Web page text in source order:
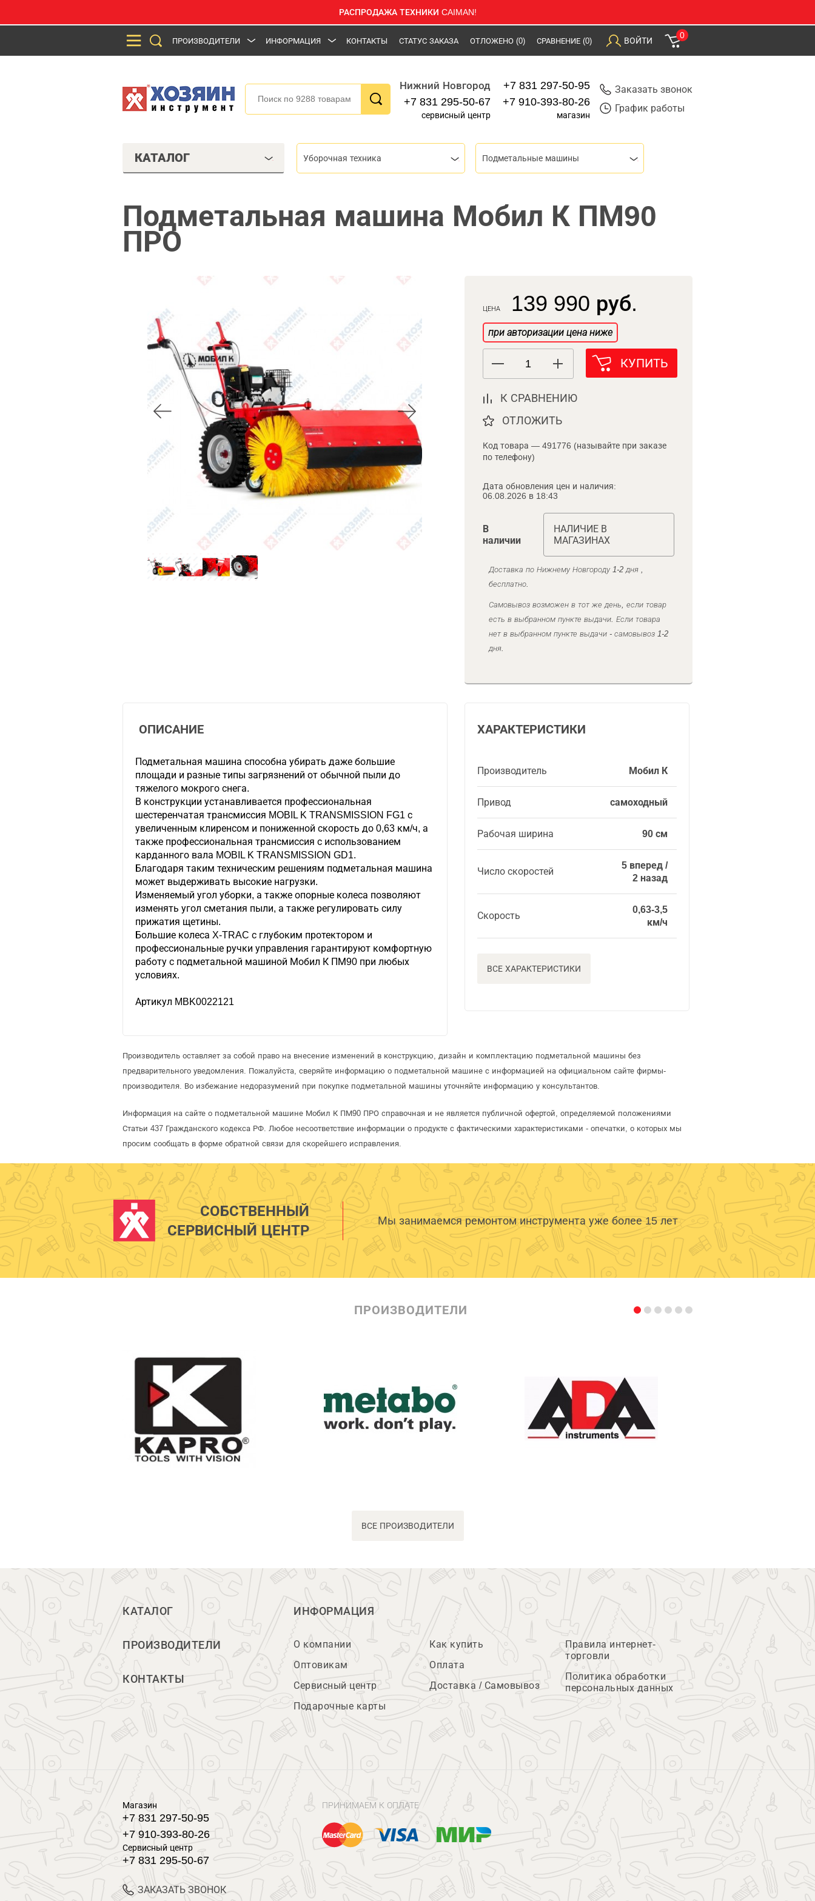
РАСПРОДАЖА ТЕХНИКИ CAIMAN!
ПРОИЗВОДИТЕЛИ ИНФОРМАЦИЯ КОНТАКТЫ СТАТУС ЗАКАЗА ОТЛОЖЕНО (0) СРАВНЕНИЕ (0) ВОЙТИ
0
Нижний Новгород
+7 831 295-50-67
сервисный центр
+7 831 297-50-95
+7 910-393-80-26
магазин
Заказать звонок
График работы
КАТАЛОГ Уборочная техника Подметальные машины
Подметальная машина Мобил К ПМ90
ПРО
ЦЕНА 139 990 руб.
при авторизации цена ниже
КУПИТЬ
К СРАВНЕНИЮ
ОТЛОЖИТЬ
Код товара — 491776 (называйте при заказе
по телефону)
Дата обновления цен и наличия:
06.08.2026 в 18:43
В
наличии
НАЛИЧИЕ В
МАГАЗИНАХ
Доставка по Нижнему Новгороду 1-2 дня ,
бесплатно.
Самовывоз возможен в тот же день, если товар
есть в выбранном пункте выдачи. Если товара
нет в выбранном пункте выдачи - самовывоз 1-2
дня.
ХАРАКТЕРИСТИКИ
Производитель Мобил К
Привод самоходный
Рабочая ширина 90 см
Число скоростей
5 вперед /
2 назад
Скорость
0,63-3,5
км/ч
ВСЕ ХАРАКТЕРИСТИКИ
ОПИСАНИЕ
Подметальная машина способна убирать даже большие
площади и разные типы загрязнений от обычной пыли до
тяжелого мокрого снега.
В конструкции устанавливается профессиональная
шестеренчатая трансмиссия MOBIL K TRANSMISSION FG1 с
увеличенным клиренсом и пониженной скорость до 0,63 км/ч, а
также профессиональная трансмиссия с использованием
карданного вала MOBIL K TRANSMISSION GD1.
Благодаря таким техническим решениям подметальная машина
может выдерживать высокие нагрузки.
Изменяемый угол уборки, а также опорные колеса позволяют
изменять угол сметания пыли, а также регулировать силу
прижатия щетины.
Большие колеса X-TRAC с глубоким протектором и
профессиональные ручки управления гарантируют комфортную
работу с подметальной машиной Мобил К ПМ90 при любых
условиях.
Артикул MBK0022121
Производитель оставляет за собой право на внесение изменений в конструкцию, дизайн и комплектацию подметальной машины без
предварительного уведомления. Пожалуйста, сверяйте информацию о подметальной машине с информацией на официальном сайте фирмы-
производителя. Во избежание недоразумений при покупке подметальной машины уточняйте информацию у консультантов.
Информация на сайте о подметальной машине Мобил К ПМ90 ПРО справочная и не является публичной офертой, определяемой положениями
Статьи 437 Гражданского кодекса РФ. Любое несоответствие информации о продукте с фактическими характеристиками - опечатки, о которых мы
просим сообщать в форме обратной связи для скорейшего исправления.
СОБСТВЕННЫЙ
СЕРВИСНЫЙ ЦЕНТР
Мы занимаемся ремонтом инструмента уже более 15 лет
ПРОИЗВОДИТЕЛИ
ВСЕ ПРОИЗВОДИТЕЛИ
КАТАЛОГ
ПРОИЗВОДИТЕЛИ
КОНТАКТЫ
ИНФОРМАЦИЯ
О компании
Оптовикам
Сервисный центр
Подарочные карты
Как купить
Оплата
Доставка / Самовывоз
Правила интернет-
торговли
Политика обработки
персональных данных
Магазин
+7 831 297-50-95
+7 910-393-80-26
Сервисный центр
+7 831 295-50-67
ЗАКАЗАТЬ ЗВОНОК
ПРИНИМАЕМ К ОПЛАТЕ